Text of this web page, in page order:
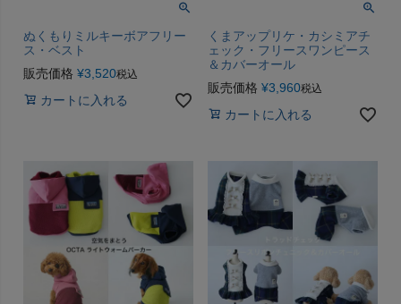
ぬくもりミルキーボアフリー
ス・ベスト
販売価格 ¥3,520税込
カートに入れる
くまアップリケ・カシミアチ
ェック・フリースワンピース
＆カバーオール
販売価格 ¥3,960税込
カートに入れる